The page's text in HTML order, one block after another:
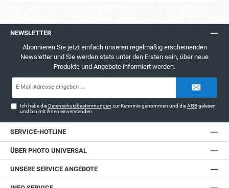
NEWSLETTER
Abonnieren Sie jetzt einfach unseren regelmäßig erscheinenden
Newsletter und Sie werden stets unter den Ersten sein, über neue
Produkte und Angebote informiert werden.
Ich habe dieDatenschutzbestimmungen zur Kenntnis genommen und dieAGBgelesen
und bin mit ihnen einverstanden.
SERVICE-HOTLINE
ÜBER PHOTO UNIVERSAL
UNSERE SERVICE ANGEBOTE